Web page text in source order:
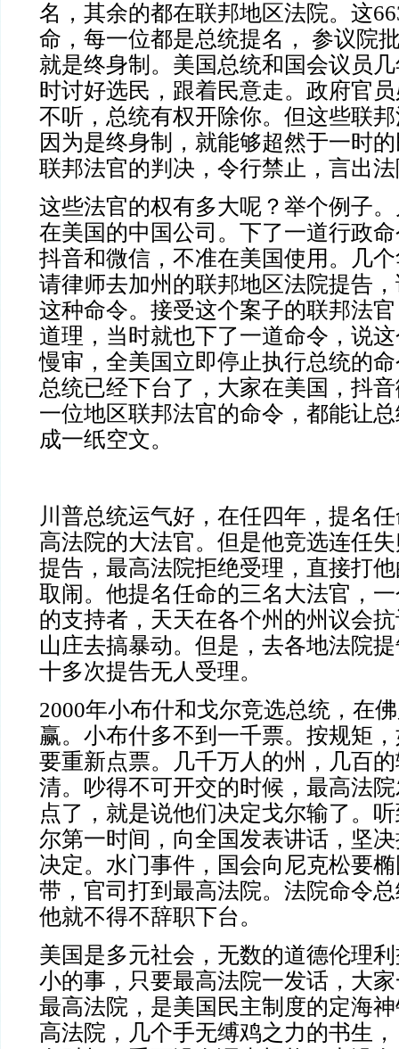
名，其余的都在联邦地区法院。这
命，每一位都是总统提名， 参议院
就是终身制。美国总统和国会议员
时讨好选民，跟着民意走。政府官
不听，总统有权开除你。但这些联
因为是终身制，就能够超然于一时
联邦法官的判决，令行禁止，言出
这些法官的权有多大呢？举个例子
在美国的中国公司。下了一道行政
抖音和微信，不准在美国使用。几
请律师去加州的联邦地区法院提告
这种命令。接受这个案子的联邦法
道理，当时就也下了一道命令，说
慢审，全美国立即停止执行总统的
总统已经下台了，大家在美国，抖
一位地区联邦法官的命令，都能让
成一纸空文。
川普总统运气好，在任四年，提名
高法院的大法官。但是他竞选连任
提告，最高法院拒绝受理，直接打
取闹。他提名任命的三名大法官，
的支持者，天天在各个州的州议会
山庄去搞暴动。但是，去各地法院
十多次提告无人受理。
2000年小布什和戈尔竞选总统，在
赢。小布什多不到一千票。按规矩
要重新点票。几千万人的州，几百
清。吵得不可开交的时候，最高法
点了，就是说他们决定戈尔输了。
尔第一时间，向全国发表讲话，坚
决定。水门事件，国会向尼克松要
带，官司打到最高法院。法院命令
他就不得不辞职下台。
美国是多元社会，无数的道德伦理
小的事，只要最高法院一发话，大
最高法院，是美国民主制度的定海
高法院，几个手无缚鸡之力的书生